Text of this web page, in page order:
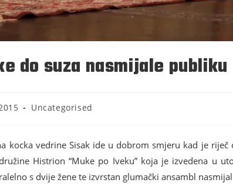
do suza nasmijale publiku
Uncategorised
kocka vedrine Sisak ide u dobrom smjeru kad je
Histrion “Muke po Iveku” koja je izvedena u
s dvije žene te izvrstan glumački ansambl